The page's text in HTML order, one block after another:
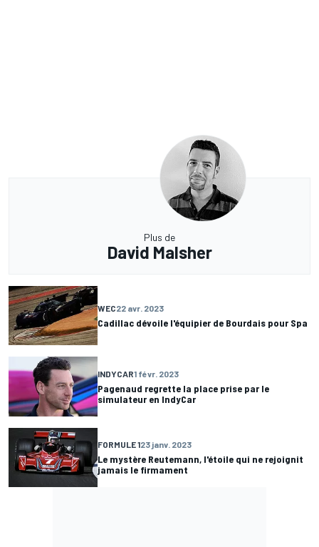
Plus de
David Malsher
WEC22 avr. 2023
Cadillac dévoile l'équipier de Bourdais pour Spa
INDYCAR1 févr. 2023
Pagenaud regrette la place prise par le
simulateur en IndyCar
FORMULE 123 janv. 2023
Le mystère Reutemann, l'étoile qui ne rejoignit
jamais le firmament